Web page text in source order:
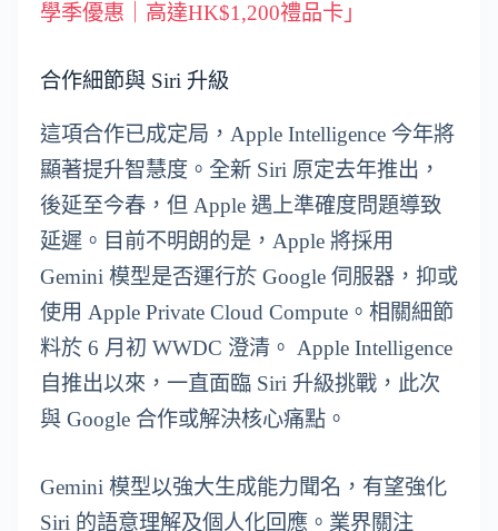
學季優惠｜高達HK$1,200禮品卡」
合作細節與 Siri 升級
這項合作已成定局，Apple Intelligence 今年將
顯著提升智慧度。全新 Siri 原定去年推出，
後延至今春，但 Apple 遇上準確度問題導致
延遲。目前不明朗的是，Apple 將採用
Gemini 模型是否運行於 Google 伺服器，抑或
使用 Apple Private Cloud Compute。相關細節
料於 6 月初 WWDC 澄清。 Apple Intelligence
自推出以來，一直面臨 Siri 升級挑戰，此次
與 Google 合作或解決核心痛點。
Gemini 模型以強大生成能力聞名，有望強化
Siri 的語意理解及個人化回應。業界關注